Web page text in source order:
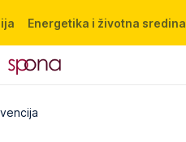
Energetika i životna sredina